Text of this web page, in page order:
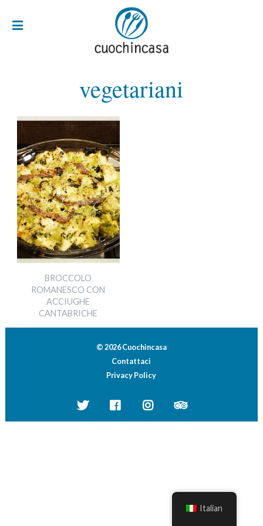
vegetariani
BROCCOLO
ROMANESCO CON
ACCIUGHE
CANTABRICHE
© 2026 Cuochincasa
Contattaci
Privacy Policy
Italian